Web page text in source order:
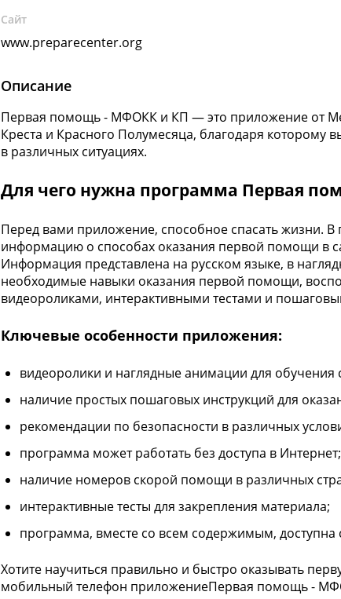
Сайт
www.preparecenter.org
Описание
Первая помощь - МФОКК и КП — это приложение от
Креста и Красного Полумесяца, благодаря
в различных ситуациях.
Для чего нужна программа Первая
Перед вами приложение, способное спасать жизни.
информацию о способах оказания первой помощи в
Информация представлена на русском языке, в
необходимые навыки оказания первой помощи,
видеороликами, интерактивными тестами и
Ключевые особенности приложения:
видеоролики и наглядные анимации для
наличие простых пошаговых инструкций для
рекомендации по безопасности в различных
программа может работать без доступа в Интернет;
наличие номеров скорой помощи в различных
интерактивные тесты для закрепления материала;
программа, вместе со всем содержимым,
Хотите научиться правильно и быстро оказывать
мобильный телефон приложениеПервая помощь -